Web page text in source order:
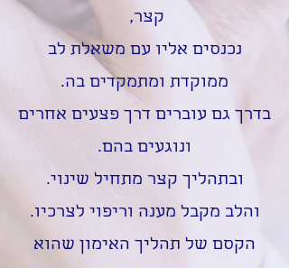
קצר,
נכנסים אליו עם משאלת לב
ממוקדת ומתמקדים בה.
בדרך גם עוברים דרך פצעים אחרים
ונוגעים בהם.
ובתהליך קצר מתחיל שינוי.
והלב מקבל מענה וריפוי לצרכיו.
הקסם של תהליך האימון שהוא